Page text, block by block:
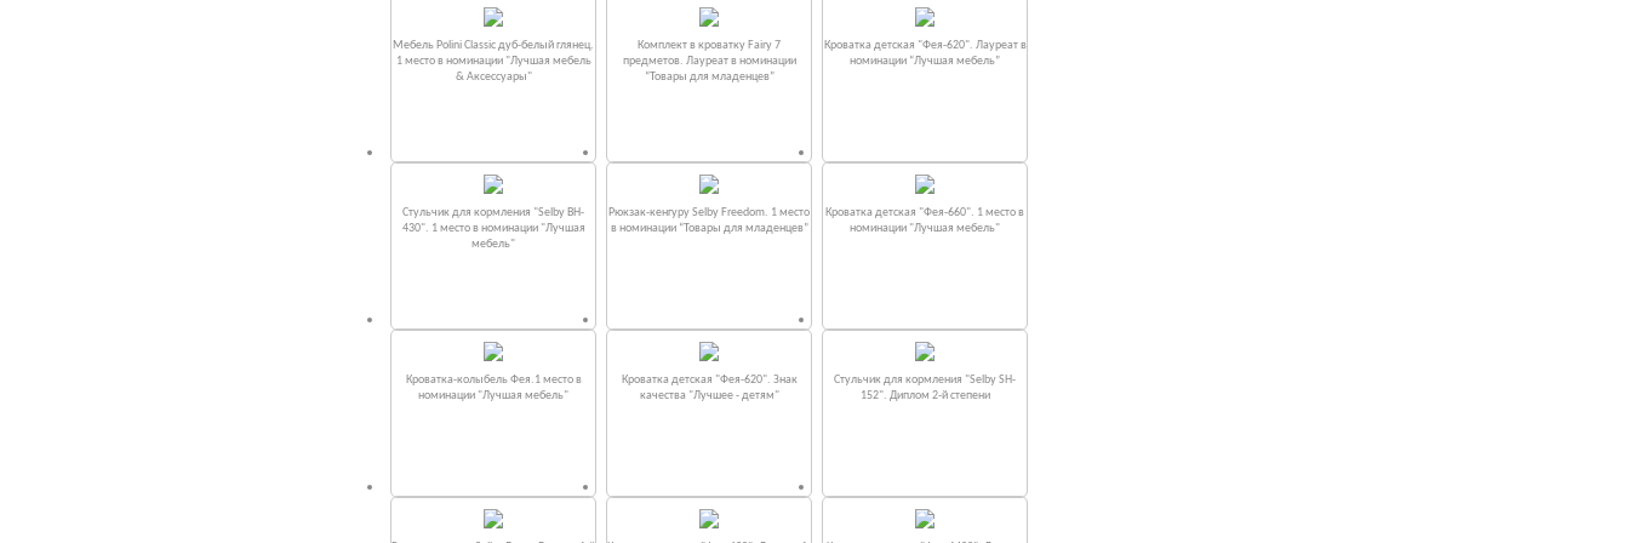
Мебель Polini Classic дуб-белый глянец.
1 место в номинации "Лучшая мебель
& Аксессуары"
Комплект в кроватку Fаiry 7
предметов. Лауреат в номинации
“Товары для младенцев”
Кроватка детская "Фея-620". Лауреат в
номинации “Лучшая мебель”
Стульчик для кормления "Selby BH-
430". 1 место в номинации "Лучшая
мебель"
Рюкзак-кенгуру Selby Freedom. 1 место
в номинации “Товары для младенцев”
Кроватка детская "Фея-660". 1 место в
номинации "Лучшая мебель"
Кроватка-колыбель Фея.1 место в
номинации "Лучшая мебель"
Кроватка детская "Фея-620". Знак
качества "Лучшее - детям"
Стульчик для кормления "Selby SH-
152". Диплом 2-й степени